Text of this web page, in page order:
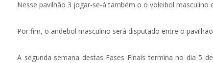
Nesse pavilhão 3 jogar-se-á também o o voleibol masculino
Por fim, o andebol masculino será disputado entre o
A segunda semana destas Fases Finais termina no dia 5